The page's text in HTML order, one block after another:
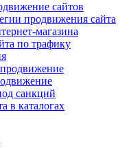
сайтов
продвижения сайта
магазина
по трафику
санкций
в каталогах